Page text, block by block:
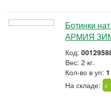
Ботинки
АРМИЯ
Код:
Вес: 2 кг.
Кол-во в уп:
На складе: <